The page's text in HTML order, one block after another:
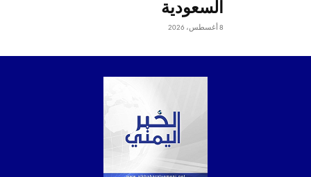
السعودية
8 أغسطس، 2026